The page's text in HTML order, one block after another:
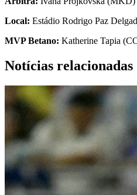
Local: Estádio Rodrigo Paz
MVP Betano: Katherine Tapia
Notícias relacionadas